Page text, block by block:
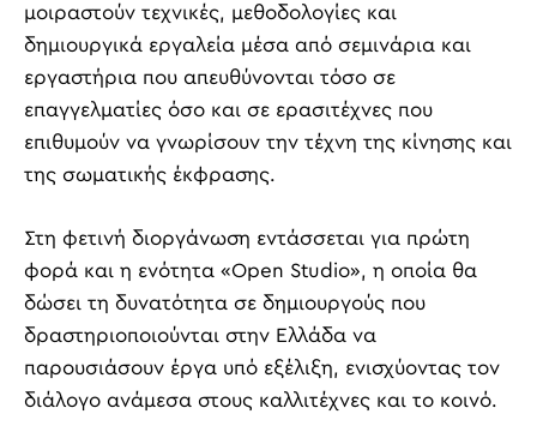
μοιραστούν τεχνικές, μεθοδολογίες και
δημιουργικά εργαλεία μέσα από σεμινάρια και
εργαστήρια που απευθύνονται τόσο σε
επαγγελματίες όσο και σε ερασιτέχνες που
επιθυμούν να γνωρίσουν την τέχνη της κίνησης και
της σωματικής έκφρασης.
Στη φετινή διοργάνωση εντάσσεται για πρώτη
φορά και η ενότητα «Open Studio», η οποία θα
δώσει τη δυνατότητα σε δημιουργούς που
δραστηριοποιούνται στην Ελλάδα να
παρουσιάσουν έργα υπό εξέλιξη, ενισχύοντας τον
διάλογο ανάμεσα στους καλλιτέχνες και το κοινό.